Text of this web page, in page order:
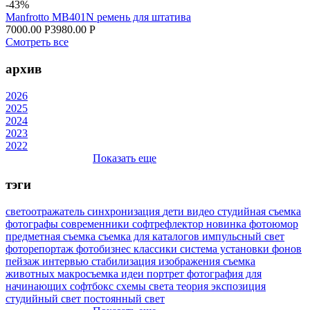
-43%
Manfrotto MB401N ремень для штатива
7000.00 Р3980.00 Р
Смотреть все
архив
2026
2025
2024
2023
2022
Показать еще
тэги
светоотражатель синхронизация дети видео студийная съемка
фотографы современники софтрефлектор новинка фотоюмор
предметная съемка съемка для каталогов импульсный свет
фоторепортаж фотобизнес классики система установки фонов
пейзаж интервью стабилизация изображения съемка
животных макросъемка идеи портрет фотография для
начинающих софтбокс схемы света теория экспозиция
студийный свет постоянный свет